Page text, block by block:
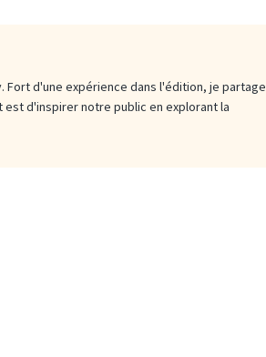
Fort d'une expérience dans l'édition, je partage
d'inspirer notre public en explorant la